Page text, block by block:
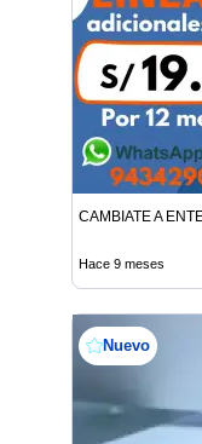
CAMBIATE A
Hace 9 meses
Nuevo